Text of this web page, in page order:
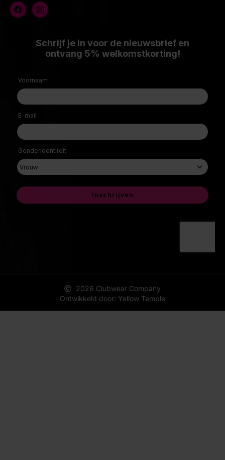
2026 Clubwear Company
Ontwikkeld door: Yellow Temple